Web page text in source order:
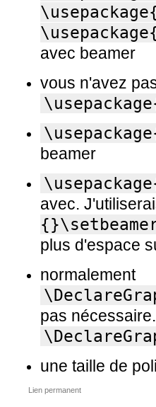
avec beamer
vous n'avez
beamer
avec.
plus d'espace
normalement
pas
une taille de
Lien permanent